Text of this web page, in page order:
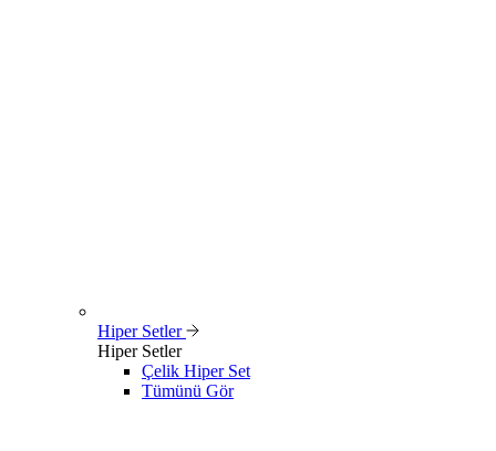
Hiper Setler
Hiper Setler
Çelik Hiper Set
Tümünü Gör